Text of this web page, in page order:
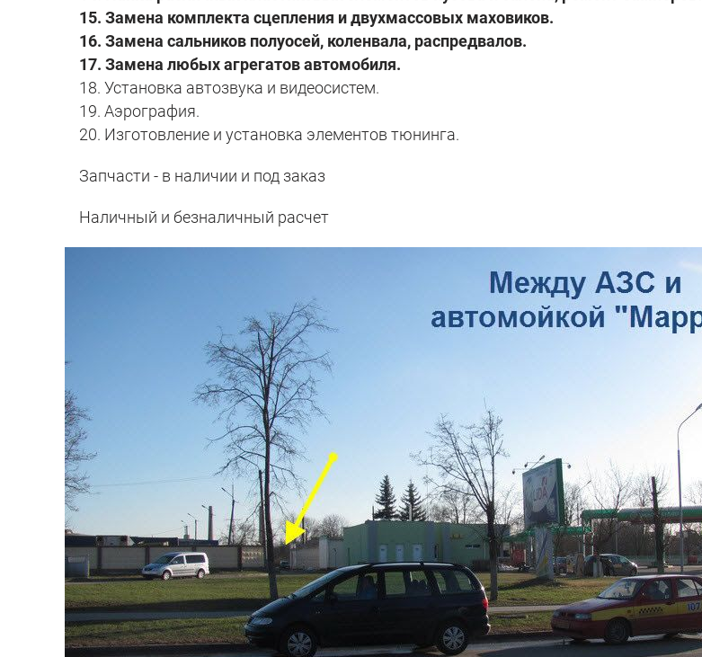
15. Замена комплекта сцепления и двухмассовых маховиков.
16. Замена сальников полуосей, коленвала, распредвалов.
17. Замена любых агрегатов автомобиля.
18. Установка автозвука и видеосистем.
19. Аэрография.
20. Изготовление и установка элементов тюнинга.
Запчасти - в наличии и под заказ
Наличный и безналичный расчет